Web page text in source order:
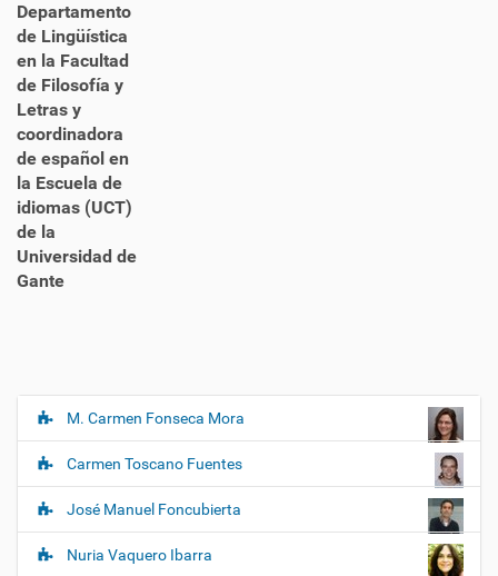
Departamento
de Lingüística
en la Facultad
de Filosofía y
Letras y
coordinadora
de español en
la Escuela de
idiomas (UCT)
de la
Universidad de
Gante
N
a
e
g
a
M. Carmen Fonseca Mora
Carmen Toscano Fuentes
José Manuel Foncubierta
Nuria Vaquero Ibarra